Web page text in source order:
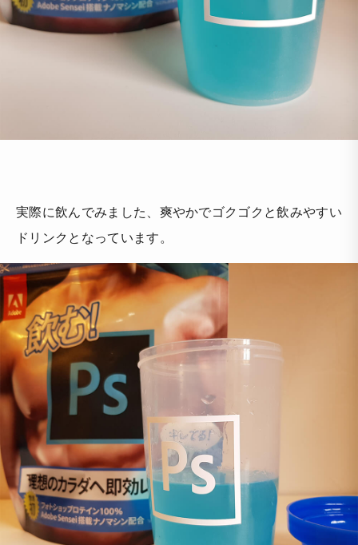
実際に飲んでみました、爽やかでゴクゴクと飲みやすい
ドリンクとなっています。